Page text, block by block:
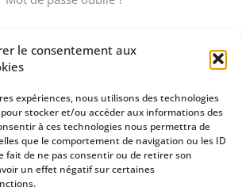
le consentement aux
expériences, nous utilisons des technologies
stocker et/ou accéder aux informations des
à ces technologies nous permettra de
que le comportement de navigation ou les ID
fait de ne pas consentir ou de retirer son
un effet négatif sur certaines
Groupe Créa-SUD Communication